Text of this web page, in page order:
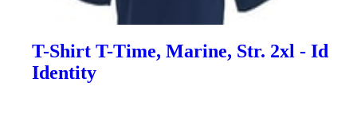
T-Shirt T-Time, Marine, Str. 2xl - Id
Identity